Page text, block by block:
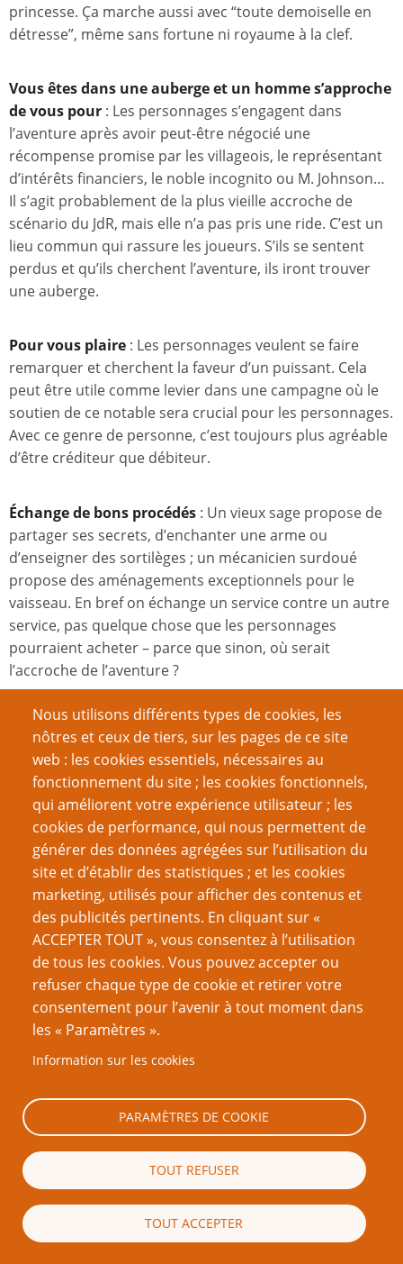
princesse. Ça marche aussi avec “toute demoiselle en
détresse”, même sans fortune ni royaume à la clef.
Vous êtes dans une auberge et un homme s’approche
de vous pour : Les personnages s’engagent dans
l’aventure après avoir peut-être négocié une
récompense promise par les villageois, le représentant
d’intérêts financiers, le noble incognito ou M. Johnson…
Il s’agit probablement de la plus vieille accroche de
scénario du JdR, mais elle n’a pas pris une ride. C’est un
lieu commun qui rassure les joueurs. S’ils se sentent
perdus et qu’ils cherchent l’aventure, ils iront trouver
une auberge.
Pour vous plaire : Les personnages veulent se faire
remarquer et cherchent la faveur d’un puissant. Cela
peut être utile comme levier dans une campagne où le
soutien de ce notable sera crucial pour les personnages.
Avec ce genre de personne, c’est toujours plus agréable
d’être créditeur que débiteur.
Échange de bons procédés : Un vieux sage propose de
partager ses secrets, d’enchanter une arme ou
d’enseigner des sortilèges ; un mécanicien surdoué
propose des aménagements exceptionnels pour le
vaisseau. En bref on échange un service contre un autre
service, pas quelque chose que les personnages
pourraient acheter – parce que sinon, où serait
l’accroche de l’aventure ?
C’est un club privé ici: Les personnages veulent se voir
acceptés et reconnus par un certain milieu, admis dans
certaines guildes, franchir des frontières, entrer dans les
beaux quartiers de la ville…
Un McGuffin et une grande frite: Non, il ne s’agit pas
d’une nouvelle recette de hamburger, mais d’un objet
prétexte à scénario, nommé ainsi par Hitchcock. Par
exemple une liste d’agents secrets infiltrés ou une
bombe thermonucléaire de poche ; cela ne servira pas
aux joueurs, mais dans les mains du gouvernement
ennemi, ça fera des ravages. La plupart du temps, les
personnages vont partir à la recherche de cet objet, ou
bien ils devront le transporter et le protéger.
du scénario et revendre le McGuffin ou l’exploiter à leur
propre profit.
Un mystère très mystérieux: Il s’est passé un truc.
Peut-être un meurtre ou des phénomènes inexpliqués
dans un village isolé, des enlèvements en série, des
signaux étranges en provenance d’une planète non
répertoriée, bref quelque chose qui titille la curiosité des
Nous utilisons différents types de cookies, les
nôtres et ceux de tiers, sur les pages de ce site
web : les cookies essentiels, nécessaires au
fonctionnement du site ; les cookies fonctionnels,
qui améliorent votre expérience utilisateur ; les
cookies de performance, qui nous permettent de
générer des données agrégées sur l’utilisation du
site et d’établir des statistiques ; et les cookies
marketing, utilisés pour afficher des contenus et
des publicités pertinents. En cliquant sur «
ACCEPTER TOUT », vous consentez à l’utilisation
de tous les cookies. Vous pouvez accepter ou
refuser chaque type de cookie et retirer votre
consentement pour l’avenir à tout moment dans
les « Paramètres ».
Information sur les cookies
PARAMÈTRES DE COOKIE
TOUT REFUSER
TOUT ACCEPTER